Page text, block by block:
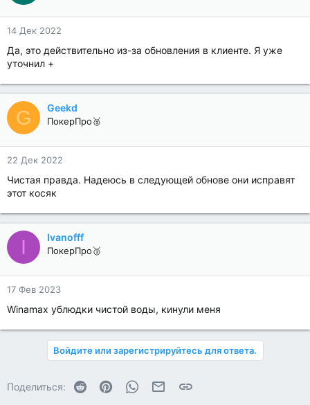
14 Дек 2022
Да, это действительно из-за обновления в клиенте. Я уже
уточнил +
G Geekd
ПокерПро🥉
22 Дек 2022
Чистая правда. Надеюсь в следующей обнове они исправят
этот косяк
I Ivanofff
ПокерПро🥉
17 Фев 2023
Winamax ублюдки чистой воды, кинули меня
Войдите или зарегистрируйтесь для ответа.
Поделиться: Reddit PinterestWhatsAppЭлектронная почта
Ссылка